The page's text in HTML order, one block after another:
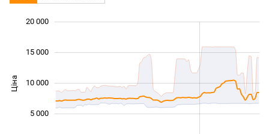
Ціна 10 000
5 000
10 000
15 000
20 000